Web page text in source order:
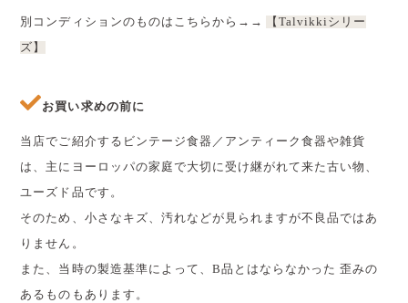
別コンディションのものはこちらから→→
【Talvikkiシリー
ズ】
お買い求めの前に
当店でご紹介するビンテージ食器／アンティーク食器や雑貨
は、主にヨーロッパの家庭で大切に受け継がれて来た古い物、
ユーズド品です。
そのため、小さなキズ、汚れなどが見られますが不良品ではあ
りません。
また、当時の製造基準によって、B品とはならなかった 歪みの
あるものもあります。